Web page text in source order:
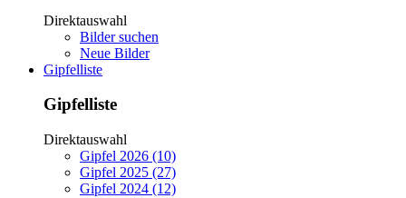
Direktauswahl
Bilder suchen
Neue Bilder
Gipfelliste
Gipfelliste
Direktauswahl
Gipfel 2026 (10)
Gipfel 2025 (27)
Gipfel 2024 (12)